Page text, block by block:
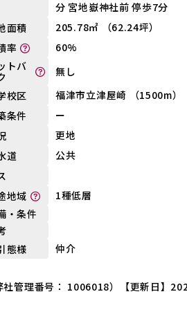
分 宮地嶽神社前 停歩7分
面積 205.78㎡ （62.24坪）
率
60%
トバ
無し
校区
福津市立津屋崎 （1500m）
条件
ー
更地
道
公共
地域
1種低層
・条件
態様
仲介
社管理番号： 1006018） 【更新日】